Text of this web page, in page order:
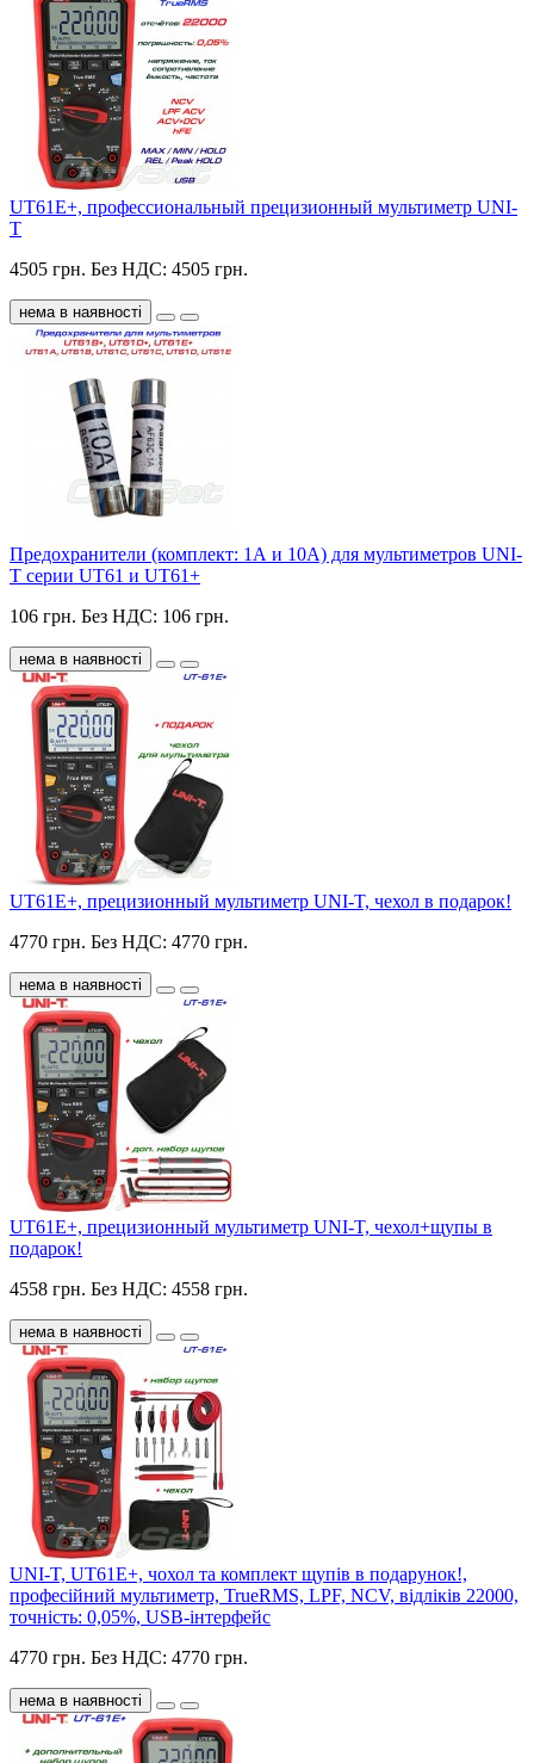
UT61E+, профессиональный прецизионный мультиметр UNI-
T
4505 грн. Без НДС: 4505 грн.
нема в наявності
Предохранители (комплект: 1А и 10А) для мультиметров UNI-
T серии UT61 и UT61+
106 грн. Без НДС: 106 грн.
нема в наявності
UT61E+, прецизионный мультиметр UNI-T, чехол в подарок!
4770 грн. Без НДС: 4770 грн.
нема в наявності
UT61E+, прецизионный мультиметр UNI-T, чехол+щупы в
подарок!
4558 грн. Без НДС: 4558 грн.
нема в наявності
UNI-T, UT61E+, чохол та комплект щупів в подарунок!,
професійний мультиметр, TrueRMS, LPF, NCV, відліків 22000,
точність: 0,05%, USB-інтерфейс
4770 грн. Без НДС: 4770 грн.
нема в наявності